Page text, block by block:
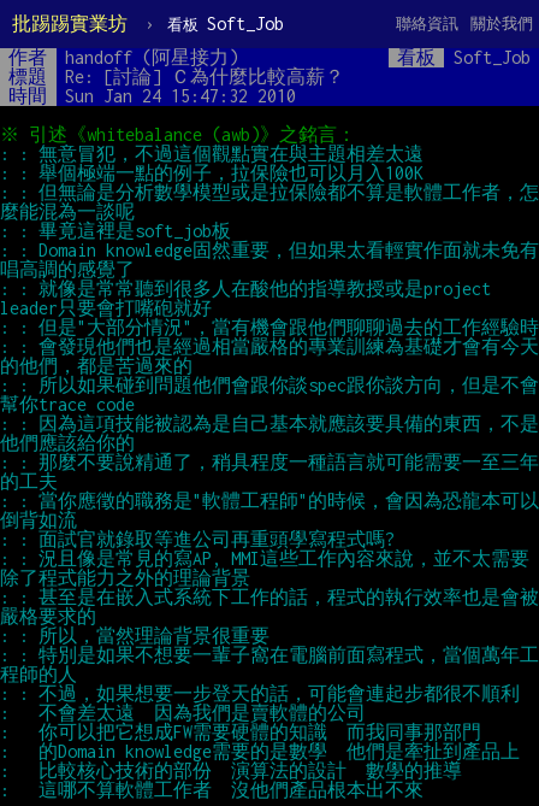
批踢踢實業坊 › 看板 Soft_Job 關於我們
聯絡資訊
作者 handoff (阿星接力) 看板
Soft_Job
標題
Re: [討論] Ｃ為什麼比較高薪？
時間
Sun Jan 24 15:47:32 2010
: : 但無論是分析數學模型或是拉保險都不算是軟體工作者，怎
: : Domain knowledge固然重要，但如果太看輕實作面就未免有
: : 就像是常常聽到很多人在酸他的指導教授或是project
: : 會發現他們也是經過相當嚴格的專業訓練為基礎才會有今天
: : 所以如果碰到問題他們會跟你談spec跟你談方向，但是不會
: : 因為這項技能被認為是自己基本就應該要具備的東西，不是
: : 那麼不要說精通了，稍具程度一種語言就可能需要一至三年
: : 當你應徵的職務是"軟體工程師"的時候，會因為恐龍本可以
: : 況且像是常見的寫AP, MMI這些工作內容來說，並不太需要
: : 甚至是在嵌入式系統下工作的話，程式的執行效率也是會被
: : 特別是如果不想要一輩子窩在電腦前面寫程式，當個萬年工